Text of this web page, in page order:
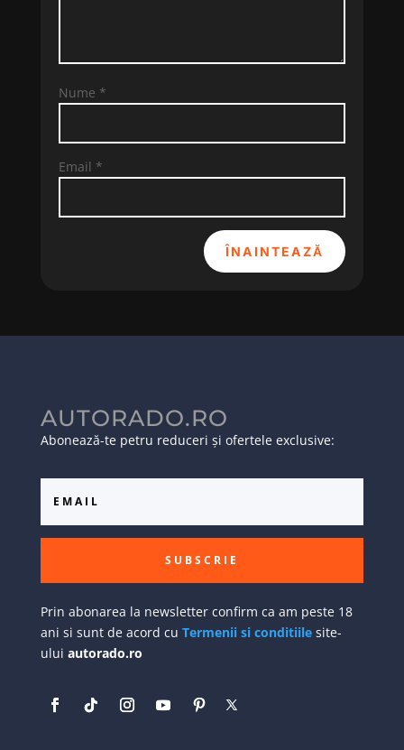
Nume *
Email *
ÎNAINTEAZĂ
AUTORADO.RO
Abonează-te petru reduceri și ofertele exclusive:
SUBSCRIE
Prin abonarea la newsletter confirm ca am peste 18
ani si sunt de acord cu Termenii si conditiilesite-
ului autorado.ro